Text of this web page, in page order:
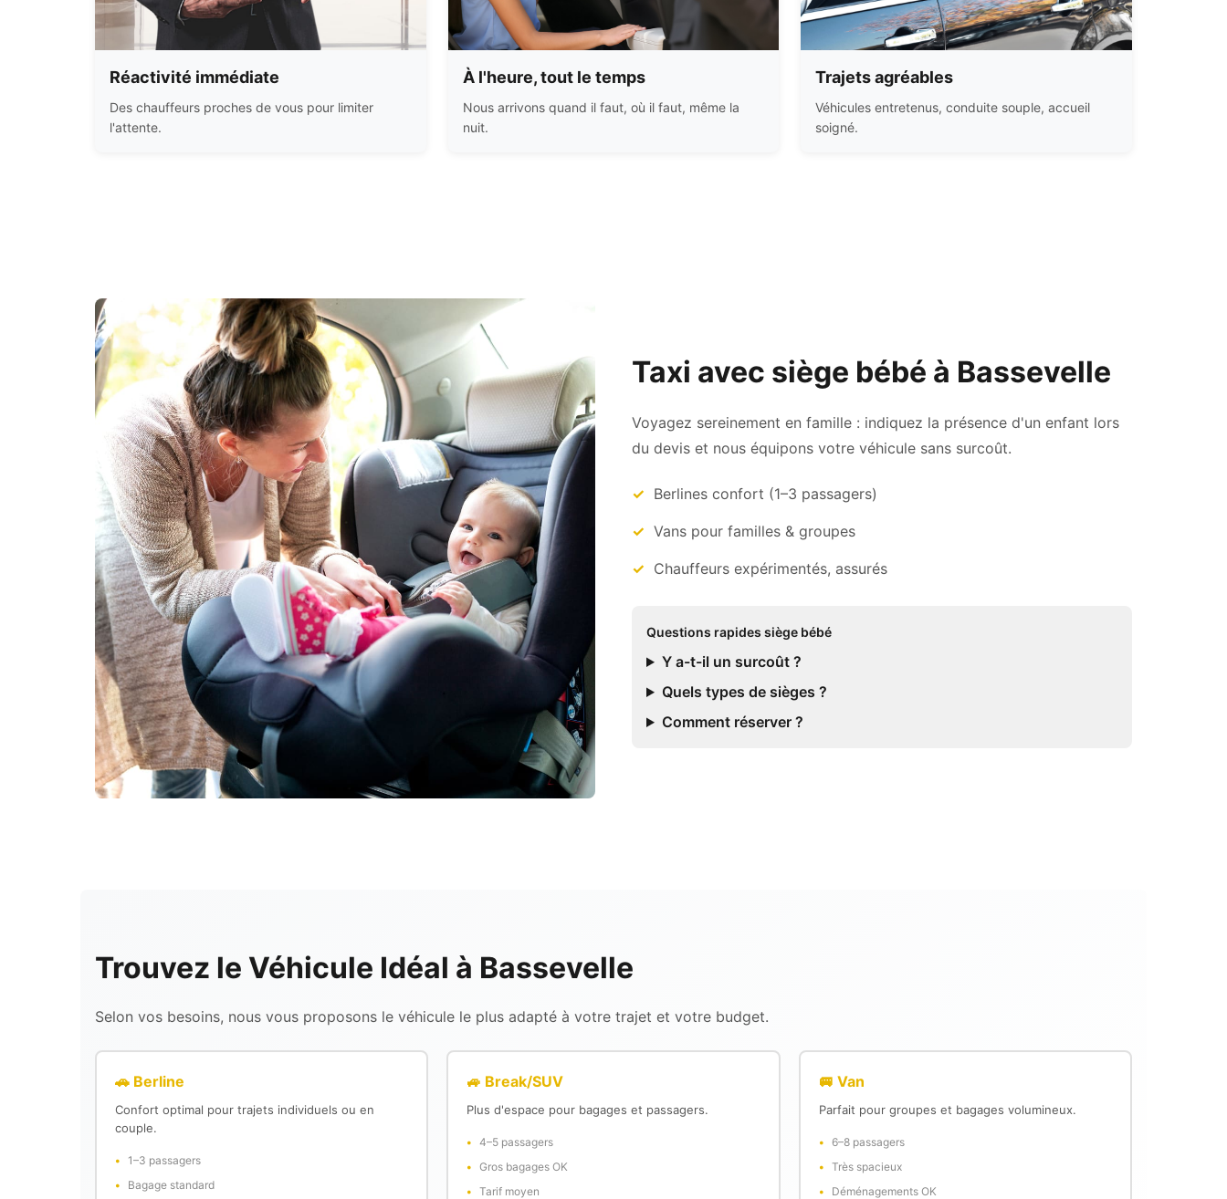
Réactivité immédiate
Des chauffeurs proches de vous pour limiter
l'attente.
À l'heure, tout le temps
Nous arrivons quand il faut, où il faut, même la
nuit.
Trajets agréables
Véhicules entretenus, conduite souple, accueil
soigné.
Taxi avec siège bébé à Bassevelle
Voyagez sereinement en famille : indiquez la présence d'un enfant lors
du devis et nous équipons votre véhicule sans surcoût.
Berlines confort (1–3 passagers)
Vans pour familles & groupes
Chauffeurs expérimentés, assurés
Questions rapides siège bébé
Y a-t-il un surcoût ?
Quels types de sièges ?
Comment réserver ?
Trouvez le Véhicule Idéal à Bassevelle
Selon vos besoins, nous vous proposons le véhicule le plus adapté à votre trajet et votre budget.
🚗 Berline
Confort optimal pour trajets individuels ou en
couple.
1–3 passagers
Bagage standard
🚙 Break/SUV
Plus d'espace pour bagages et passagers.
4–5 passagers
Gros bagages OK
Tarif moyen
🚐 Van
Parfait pour groupes et bagages volumineux.
6–8 passagers
Très spacieux
Déménagements OK